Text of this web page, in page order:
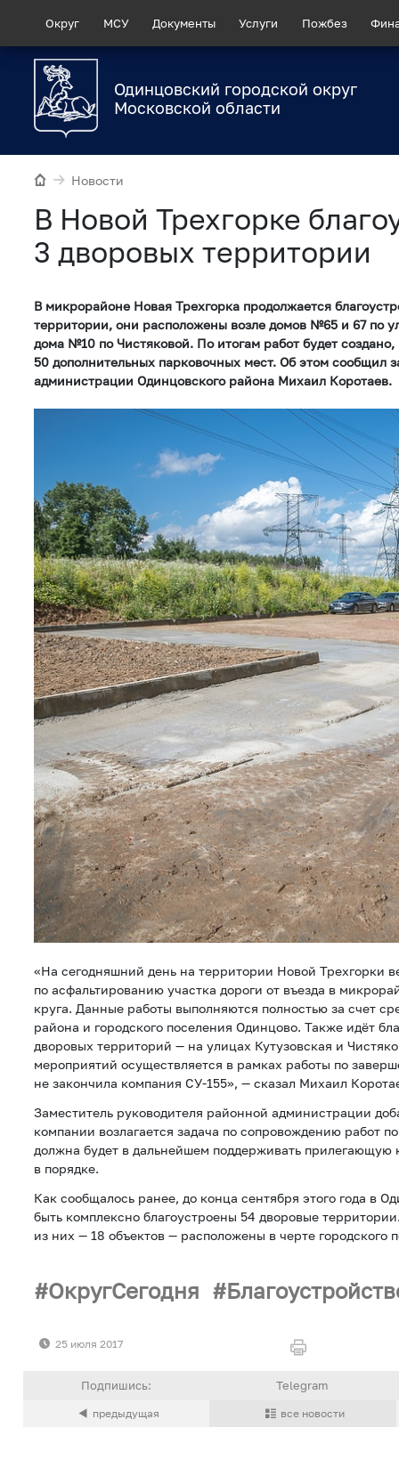
Округ МСУ Документы Услуги Пожбез
Одинцовский городской округ
Московской области
Новости
В Новой Трехгорке
3 дворовых территории
В микрорайоне Новая Трехгорка продолжается
территории, они расположены возле домов №65 и 67 по
дома №10 по Чистяковой. По итогам работ будет
50 дополнительных парковочных мест. Об этом сообщил
администрации Одинцовского района Михаил Коротаев.
«На сегодняшний день на территории Новой Трехгорки
по асфальтированию участка дороги от въезда в
круга. Данные работы выполняются полностью за счет
района и городского поселения Одинцово. Также идёт
дворовых территорий — на улицах Кутузовская и
мероприятий осуществляется в рамках работы по
не закончила компания СУ-155», — сказал Михаил
Заместитель руководителя районной администрации
компании возлагается задача по сопровождению работ
должна будет в дальнейшем поддерживать
в порядке.
Как сообщалось ранее, до конца сентября этого года в
быть комплексно благоустроены 54 дворовые
из них — 18 объектов — расположены в черте городского
ОкругСегодня
25 июля 2017